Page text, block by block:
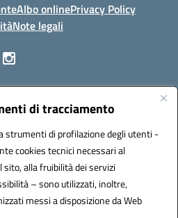
di tracciamento
strumenti di profilazione degli utenti -
cookies tecnici necessari al
alla fruibilità dei servizi
– sono utilizzati, inoltre,
messi a disposizione da Web
Albo onlinePrivacy Policy
Note legali
Patti (ME)
mepc060006@pec.istruzione.it